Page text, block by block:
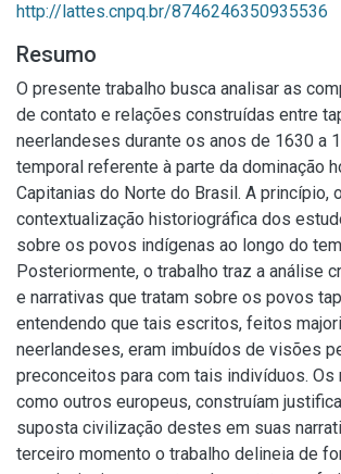
http://lattes.cnpq.br/8746246350935536
Resumo
O presente trabalho busca analisar as
de contato e relações construídas entre
neerlandeses durante os anos de 1630 a
temporal referente à parte da dominação
Capitanias do Norte do Brasil. A princípio,
contextualização historiográfica dos
sobre os povos indígenas ao longo do
Posteriormente, o trabalho traz a análise
e narrativas que tratam sobre os povos
entendendo que tais escritos, feitos
neerlandeses, eram imbuídos de visões
preconceitos para com tais indivíduos. Os
como outros europeus, construíam
suposta civilização destes em suas
terceiro momento o trabalho delineia de